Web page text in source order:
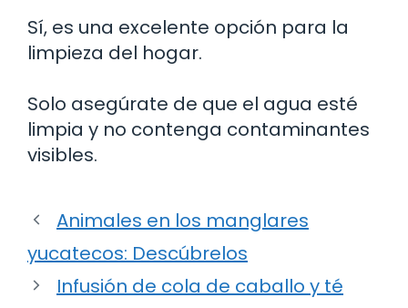
Sí, es una excelente opción para la
limpieza del hogar.
Solo asegúrate de que el agua esté
limpia y no contenga contaminantes
visibles.
Animales en los manglares
yucatecos: Descúbrelos
Infusión de cola de caballo y té